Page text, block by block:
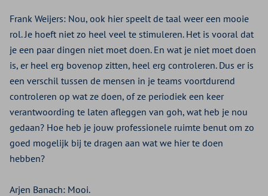
Frank Weijers: Nou, ook hier speelt de taal weer een mooie
rol. Je hoeft niet zo heel veel te stimuleren. Het is vooral dat
je een paar dingen niet moet doen. En wat je niet moet doen
is, er heel erg bovenop zitten, heel erg controleren. Dus er is
een verschil tussen de mensen in je teams voortdurend
controleren op wat ze doen, of ze periodiek een keer
verantwoording te laten afleggen van goh, wat heb je nou
gedaan? Hoe heb je jouw professionele ruimte benut om zo
goed mogelijk bij te dragen aan wat we hier te doen
hebben?
Arjen Banach: Mooi.